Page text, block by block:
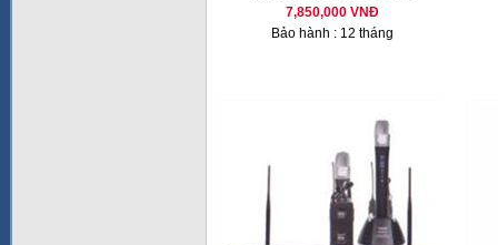
7,850,000 VNĐ
Bảo hành : 12 tháng